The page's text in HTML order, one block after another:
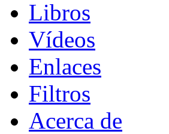
Libros
Vídeos
Enlaces
Filtros
Acerca de